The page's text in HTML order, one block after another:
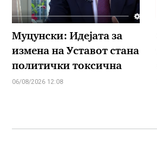
Муцунски: Идејата за
измена на Уставот стана
политички токсична
06/08/2026 12:08